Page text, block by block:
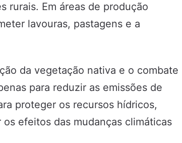
rurais. Em áreas de produção
lavouras, pastagens e a
da vegetação nativa e o combate
para reduzir as emissões de
proteger os recursos hídricos,
efeitos das mudanças climáticas